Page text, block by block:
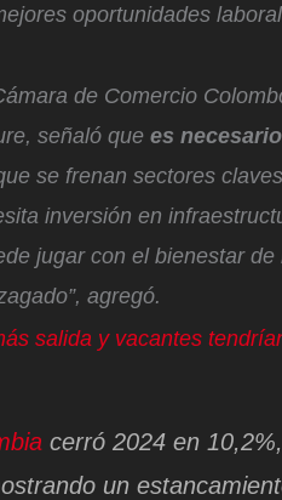
oportunidades
de Comercio
señaló que es
se frenan sectores
inversión en
jugar con el bienestar
, agregó.
salida y vacantes
cerró 2024 en
un